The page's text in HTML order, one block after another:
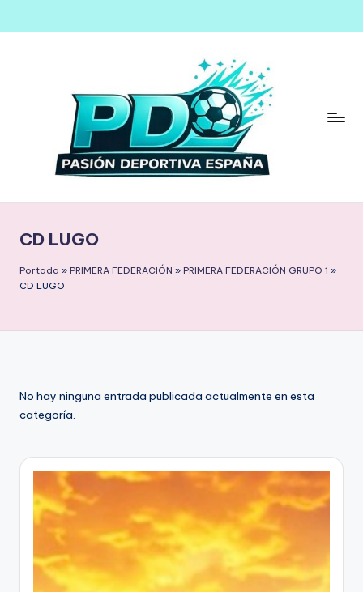
Saltar
CD LUGO
Portada » PRIMERA FEDERACIÓN » PRIMERA FEDERACIÓN GRUPO 1 »
CD LUGO
No hay ninguna entrada publicada actualmente en esta
categoría.